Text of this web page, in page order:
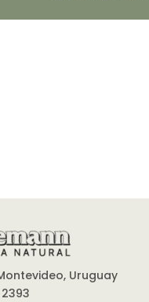
Uruguay